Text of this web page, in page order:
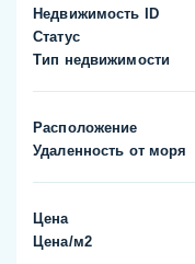
Недвижимость ID
Статус
Тип недвижимости
Расположение
Удаленность от моря
Цена
Цена/м2